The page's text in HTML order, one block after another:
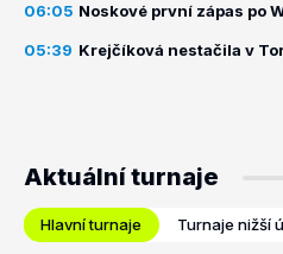
06:05 Noskové první zápas po
05:39 Krejčíková nestačila v
Aktuální turnaje
Hlavní turnaje Turnaje nižší